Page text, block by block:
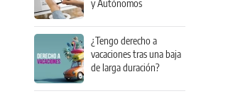
y Autónomos
¿Tengo derecho a
vacaciones tras una baja
de larga duración?